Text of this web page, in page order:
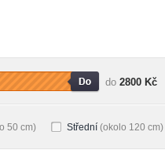
do 2800 Kč
50 cm) Střední (okolo 120 cm)